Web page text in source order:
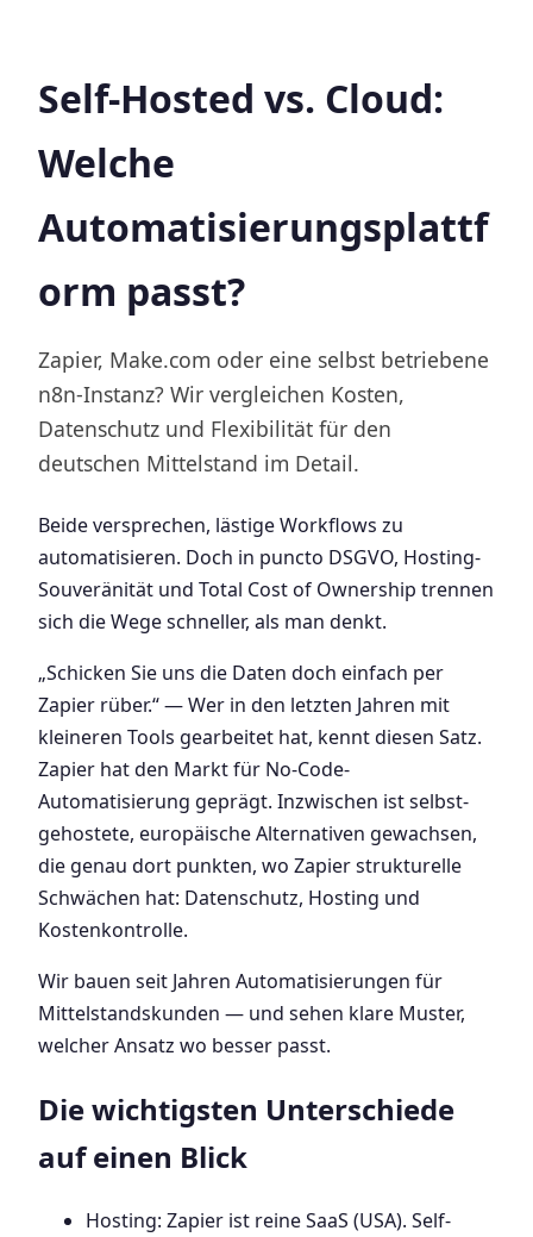
Self-Hosted vs. Cloud:
Welche
Automatisierungsplattf
orm passt?
Zapier, Make.com oder eine selbst betriebene
n8n-Instanz? Wir vergleichen Kosten,
Datenschutz und Flexibilität für den
deutschen Mittelstand im Detail.
Beide versprechen, lästige Workflows zu
automatisieren. Doch in puncto DSGVO, Hosting-
Souveränität und Total Cost of Ownership trennen
sich die Wege schneller, als man denkt.
„Schicken Sie uns die Daten doch einfach per
Zapier rüber.“ — Wer in den letzten Jahren mit
kleineren Tools gearbeitet hat, kennt diesen Satz.
Zapier hat den Markt für No-Code-
Automatisierung geprägt. Inzwischen ist selbst-
gehostete, europäische Alternativen gewachsen,
die genau dort punkten, wo Zapier strukturelle
Schwächen hat: Datenschutz, Hosting und
Kostenkontrolle.
Wir bauen seit Jahren Automatisierungen für
Mittelstandskunden — und sehen klare Muster,
welcher Ansatz wo besser passt.
Die wichtigsten Unterschiede
auf einen Blick
Hosting: Zapier ist reine SaaS (USA). Self-